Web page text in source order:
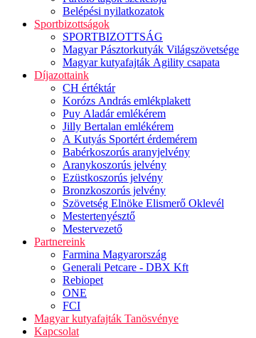
Belépési nyilatkozatok
Sportbizottságok
SPORTBIZOTTSÁG
Magyar Pásztorkutyák Világszövetsége
Magyar kutyafajták Agility csapata
Díjazottaink
CH értéktár
Korózs András emlékplakett
Puy Aladár emlékérem
Jilly Bertalan emlékérem
A Kutyás Sportért érdemérem
Babérkoszorús aranyjelvény
Aranykoszorús jelvény
Ezüstkoszorús jelvény
Bronzkoszorús jelvény
Szövetség Elnöke Elismerő Oklevél
Mestertenyésztő
Mestervezető
Partnereink
Farmina Magyarország
Generali Petcare - DBX Kft
Rebiopet
ONE
FCI
Magyar kutyafajták Tanösvénye
Kapcsolat